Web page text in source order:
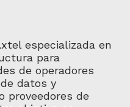
especializada en
para
de operadores
datos y
proveedores de